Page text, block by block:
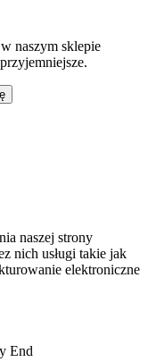
naszym sklepie
naszej strony
nich usługi takie jak
elektroniczne
End